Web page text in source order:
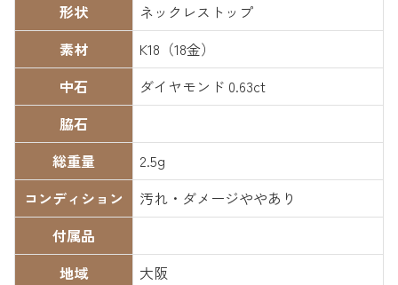
形状
ネックレストップ
素材
K18（18金）
中石
ダイヤモンド 0.63ct
脇石
総重量
2.5g
コンディション
汚れ・ダメージややあり
付属品
地域
大阪